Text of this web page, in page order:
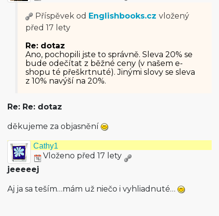
Příspěvek od Englishbooks.cz vložený
před 17 lety
Re: dotaz
Ano, pochopili jste to správně. Sleva 20% se
bude odečítat z běžné ceny (v našem e-
shopu té přeškrtnuté). Jinými slovy se sleva
z 10% navýší na 20%.
Re: Re: dotaz
děkujeme za objasnění
Cathy1
Vloženo před 17 lety
jeeeeej
Aj ja sa teším…mám už niečo i vyhliadnuté…